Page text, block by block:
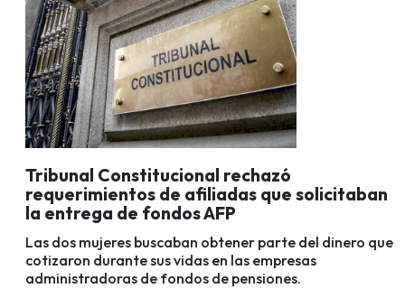
Tribunal Constitucional rechazó
requerimientos de afiliadas que solicitaban
la entrega de fondos AFP
Las dos mujeres buscaban obtener parte del dinero que
cotizaron durante sus vidas en las empresas
administradoras de fondos de pensiones.